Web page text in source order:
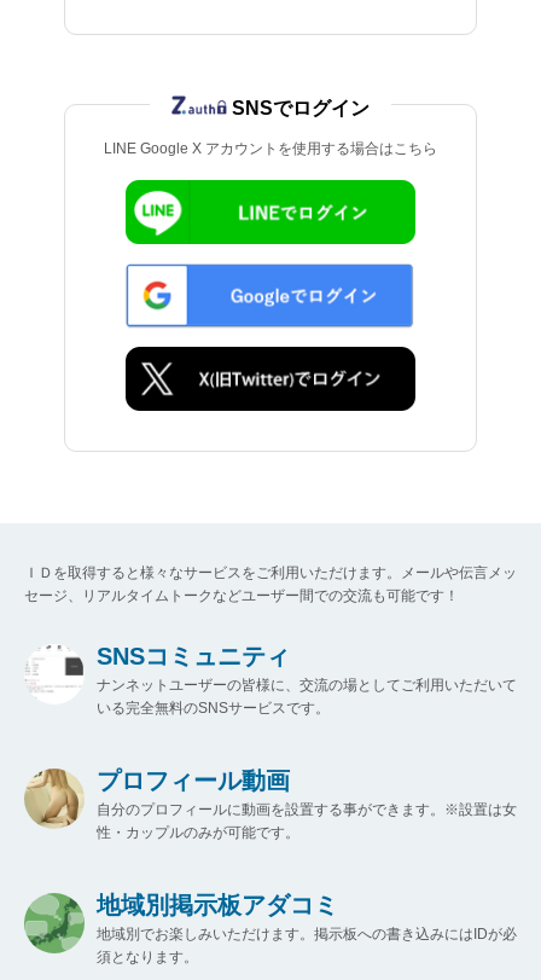
LINE Google X アカウントを使用する場合はこちら
SNSでログイン
ＩＤを取得すると様々なサービスをご利用いただけます。メールや伝言メッ
セージ、リアルタイムトークなどユーザー間での交流も可能です！
SNSコミュニティ
ナンネットユーザーの皆様に、交流の場としてご利用いただいて
いる完全無料のSNSサービスです。
プロフィール動画
自分のプロフィールに動画を設置する事ができます。※設置は女
性・カップルのみが可能です。
地域別掲示板アダコミ
地域別でお楽しみいただけます。掲示板への書き込みにはIDが必
須となります。